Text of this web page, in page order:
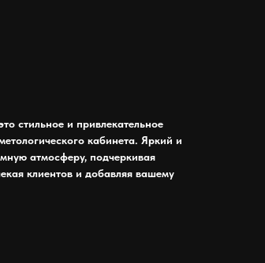
стильное и привлекательное
кабинета. Яркий и
атмосферу, подчеркивая
клиентов и добавляя вашему